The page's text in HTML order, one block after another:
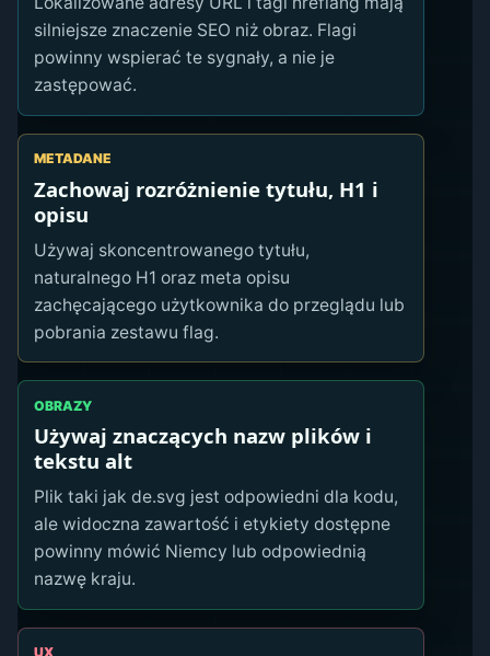
silniejsze znaczenie SEO niż obraz. Flagi
powinny wspierać te sygnały, a nie je
zastępować.
METADANE
Zachowaj rozróżnienie tytułu, H1 i
opisu
Używaj skoncentrowanego tytułu,
naturalnego H1 oraz meta opisu
zachęcającego użytkownika do przeglądu lub
pobrania zestawu flag.
OBRAZY
Używaj znaczących nazw plików i
tekstu alt
Plik taki jak de.svg jest odpowiedni dla kodu,
ale widoczna zawartość i etykiety dostępne
powinny mówić Niemcy lub odpowiednią
nazwę kraju.
UX